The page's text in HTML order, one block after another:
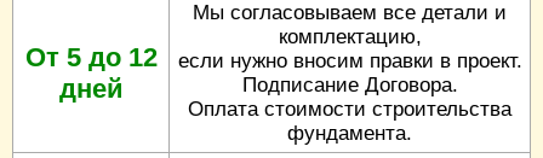
От 5 до 12
дней
Мы согласовываем все детали и
комплектацию,
если нужно вносим правки в проект.
Подписание Договора.
Оплата стоимости строительства
фундамента.